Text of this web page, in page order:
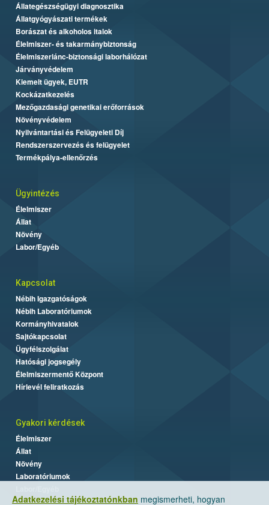
Adatkezelési tájékoztatónkban megismerheti, hogyan
Állategészségügyi diagnosztika
Állatgyógyászati termékek
Borászat és alkoholos italok
Élelmiszer- és takarmánybiztonság
Élelmiszerlánc-biztonsági laborhálózat
Járványvédelem
Kiemelt ügyek, EUTR
Kockázatkezelés
Mezőgazdasági genetikai erőforrások
Növényvédelem
Nyilvántartási és Felügyeleti Díj
Rendszerszervezés és felügyelet
Termékpálya-ellenőrzés
Ügyintézés
Élelmiszer
Állat
Növény
Labor/Egyéb
Kapcsolat
Nébih Igazgatóságok
Nébih Laboratóriumok
Kormányhivatalok
Sajtókapcsolat
Ügyfélszolgálat
Hatósági jogsegély
Élelmiszermentő Központ
Hírlevél feliratkozás
Gyakori kérdések
Élelmiszer
Állat
Növény
Laboratóriumok